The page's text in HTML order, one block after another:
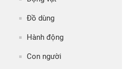
Đồ dùng
Hành động
Con người